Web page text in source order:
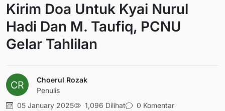
Kirim Doa Untuk Kyai Nurul
Hadi Dan M. Taufiq, PCNU
Gelar Tahlilan
Choerul Rozak
Penulis
05 January 2025
1,096 Dilihat 0 Komentar